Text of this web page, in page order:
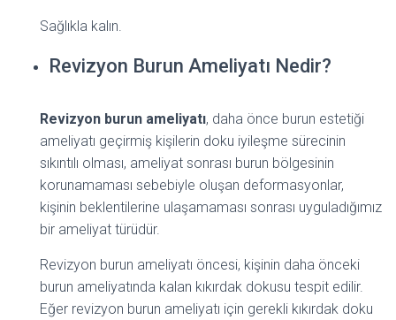
Sağlıkla kalın.
Revizyon Burun Ameliyatı Nedir?
Revizyon burun ameliyatı, daha önce burun estetiği
ameliyatı geçirmiş kişilerin doku iyileşme sürecinin
sıkıntılı olması, ameliyat sonrası burun bölgesinin
korunamaması sebebiyle oluşan deformasyonlar,
kişinin beklentilerine ulaşamaması sonrası uyguladığımız
bir ameliyat türüdür.
Revizyon burun ameliyatı öncesi, kişinin daha önceki
burun ameliyatında kalan kıkırdak dokusu tespit edilir.
Eğer revizyon burun ameliyatı için gerekli kıkırdak doku